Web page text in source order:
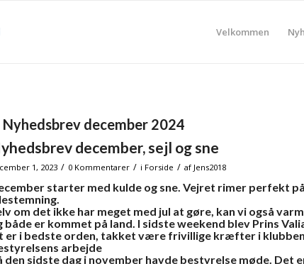
Velkommen
Nyhedsbrev december 2024
december, sejl og sne
1, 2023 / 0 Kommentarer / i Forside / af Jens2018
starter med kulde og sne. Vejret rimer perfekt
om det ikke har meget med jul at gøre, kan vi også
både er kommet på land. I sidste weekend blev Prins
er i bedste orden, takket være frivillige kræfter i
arbejde
den sidste dag i november havde bestyrelse møde. Det